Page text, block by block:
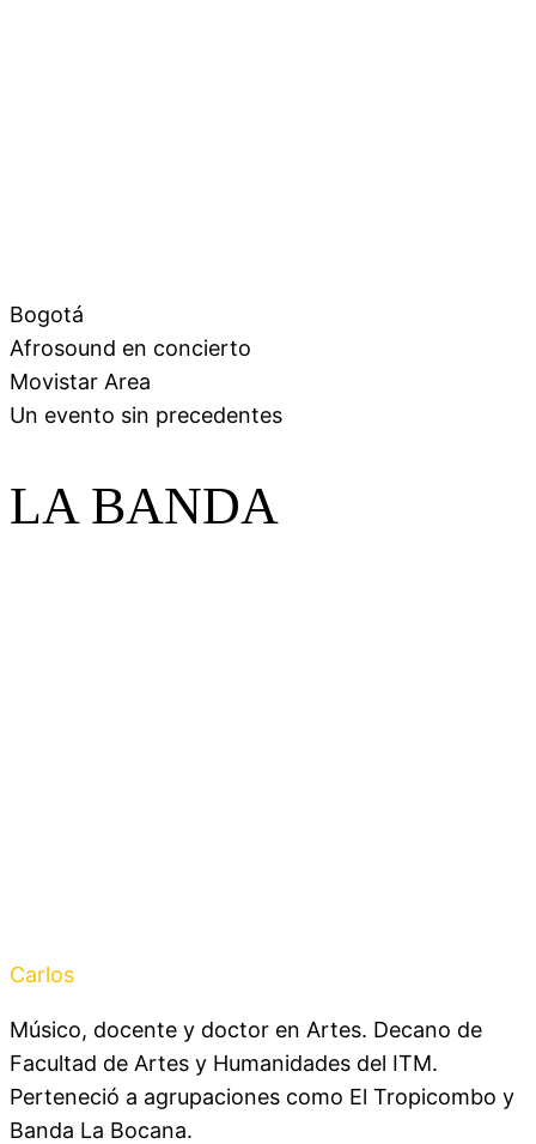
Bogotá
Afrosound en concierto
Movistar Area
Un evento sin precedentes
LA BANDA
Carlos
Músico, docente y doctor en Artes. Decano de
Facultad de Artes y Humanidades del ITM.
Perteneció a agrupaciones como El Tropicombo y
Banda La Bocana.